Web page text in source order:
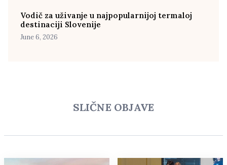
Vodič za uživanje u najpopularnijoj termaloj
destinaciji Slovenije
June 6, 2026
SLIČNE OBJAVE